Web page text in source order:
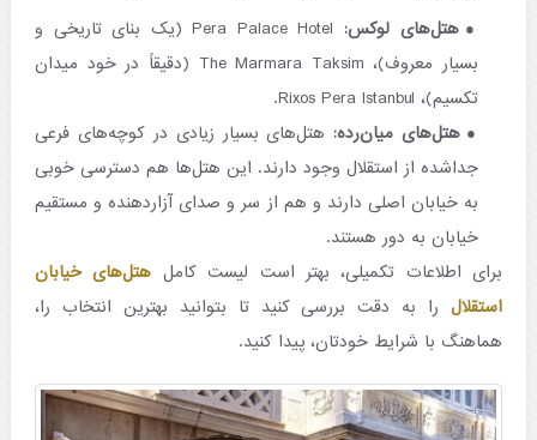
هتل‌های لوکس:
Pera Palace Hotel (یک بنای تاریخی و
بسیار معروف)، The Marmara Taksim (دقیقاً در خود میدان
تکسیم)، Rixos Pera Istanbul.
هتل‌های میان‌رده: هتل‌های بسیار زیادی در کوچه‌های فرعی
جداشده از استقلال وجود دارند. این هتل‌ها هم دسترسی خوبی
به خیابان اصلی دارند و هم از سر و صدای آزاردهنده و مستقیم
خیابان به دور هستند.
برای اطلاعات تکمیلی، بهتر است لیست کامل هتل‌های خیابان
استقلالرا به دقت بررسی کنید تا بتوانید بهترین انتخاب را،
هماهنگ با شرایط خودتان، پیدا کنید.